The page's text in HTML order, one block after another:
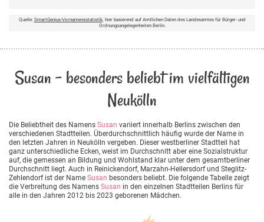
Quelle: SmartGenius-Vornamensstatistik, hier basierend auf Amtlichen Daten des Landesamtes für Bürger- und
Ordnungsangelegenheiten Berlin.
Susan - besonders beliebt im vielfältigen
Neukölln
Die Beliebtheit des Namens Susan variiert innerhalb Berlins zwischen den
verschiedenen Stadtteilen. Überdurchschnittlich häufig wurde der Name in
den letzten Jahren in Neukölln vergeben. Dieser westberliner Stadtteil hat
ganz unterschiedliche Ecken, weist im Durchschnitt aber eine Sozialstruktur
auf, die gemessen an Bildung und Wohlstand klar unter dem gesamtberliner
Durchschnitt liegt. Auch in Reinickendorf, Marzahn-Hellersdorf und Steglitz-
Zehlendorf ist der Name Susan besonders beliebt. Die folgende Tabelle zeigt
die Verbreitung des Namens Susan in den einzelnen Stadtteilen Berlins für
alle in den Jahren 2012 bis 2023 geborenen Mädchen.